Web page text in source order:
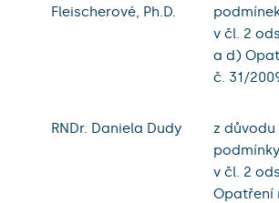
Fleischerové, Ph.D.
v čl. 2
a d)
č. 31/
RNDr. Daniela Dudy
z
v čl. 2
Opatření